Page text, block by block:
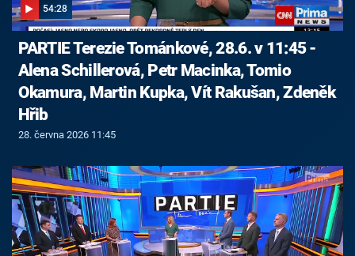
54:28
PARTIE Terezie Tománkové, 28.6. v 11:45 -
Alena Schillerová, Petr Macinka, Tomio
Okamura, Martin Kupka, Vít Rakušan, Zdeněk
Hřib
28. června 2026 11:45